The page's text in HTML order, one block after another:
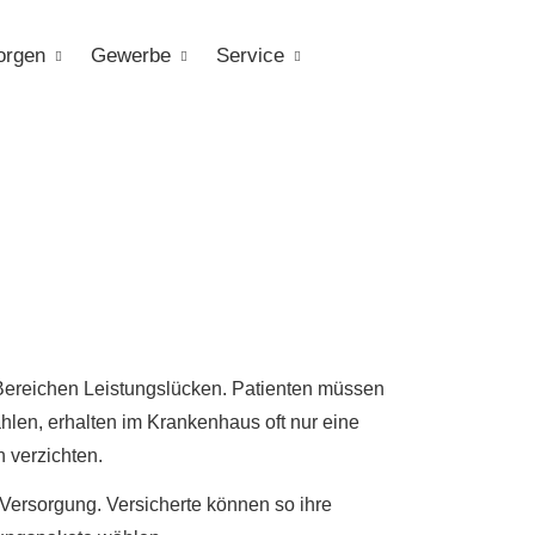
Gewerbe Service
Leistungslücken. Patienten müssen
erhalten im Krankenhaus oft nur eine
verzichten.
Versicherte können so ihre